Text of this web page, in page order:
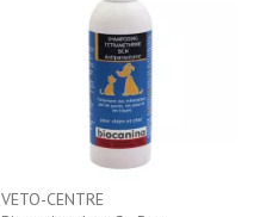
VETO-CENTRE